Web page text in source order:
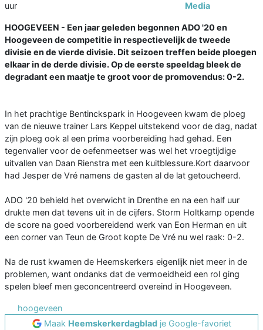
uur
Media
HOOGEVEEN - Een jaar geleden begonnen ADO '20 en
Hoogeveen de competitie in respectievelijk de tweede
divisie en de vierde divisie. Dit seizoen treffen beide ploegen
elkaar in de derde divisie. Op de eerste speeldag bleek de
degradant een maatje te groot voor de promovendus: 0-2.
In het prachtige Bentinckspark in Hoogeveen kwam de ploeg
van de nieuwe trainer Lars Keppel uitstekend voor de dag, nadat
zijn ploeg ook al een prima voorbereiding had gehad. Een
tegenvaller voor de oefenmeetser was wel het vroegtijdige
uitvallen van Daan Rienstra met een kuitblessure.Kort daarvoor
had Jesper de Vré namens de gasten al de lat getoucheerd.
ADO '20 behield het overwicht in Drenthe en na een half uur
drukte men dat tevens uit in de cijfers. Storm Holtkamp opende
de score na goed voorbereidend werk van Eon Herman en uit
een corner van Teun de Groot kopte De Vré nu wel raak: 0-2.
Na de rust kwamen de Heemskerkers eigenlijk niet meer in de
problemen, want ondanks dat de vermoeidheid een rol ging
spelen bleef men geconcentreerd overeind in Hoogeveen.
hoogeveen
Maak Heemskerkerdagbladje Google-favoriet